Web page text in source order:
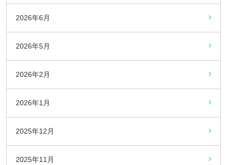
2026年6月
2026年5月
2026年2月
2026年1月
2025年12月
2025年11月